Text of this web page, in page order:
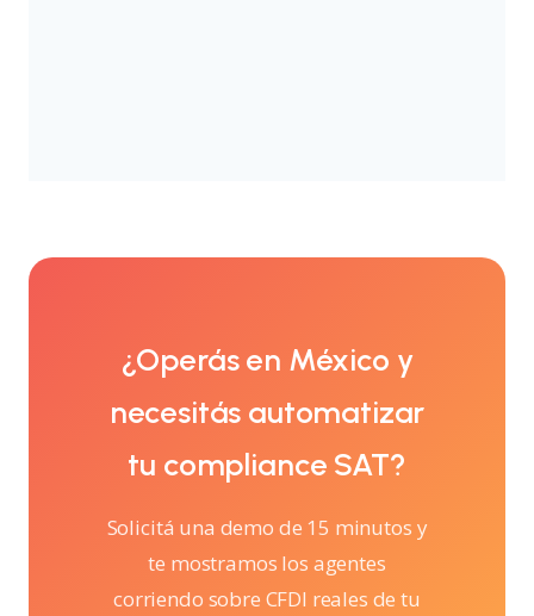
¿Operás en México y
necesitás automatizar
tu compliance SAT?
Solicitá una demo de 15 minutos y
te mostramos los agentes
corriendo sobre CFDI reales de tu